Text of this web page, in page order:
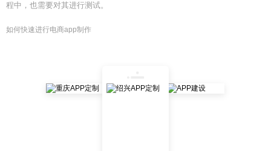
程中，也需要对其进行测试。
如何快速进行电商app制作